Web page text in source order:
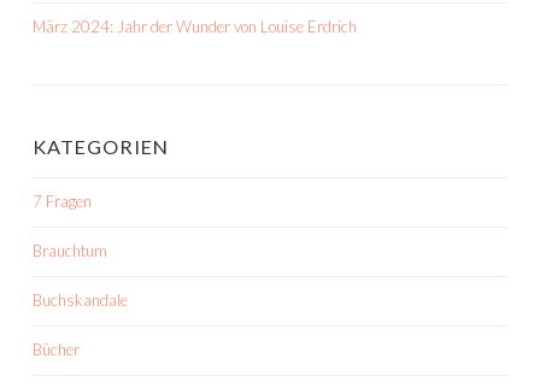
März 2024: Jahr der Wunder von Louise Erdrich
KATEGORIEN
7 Fragen
Brauchtum
Buchskandale
Bücher